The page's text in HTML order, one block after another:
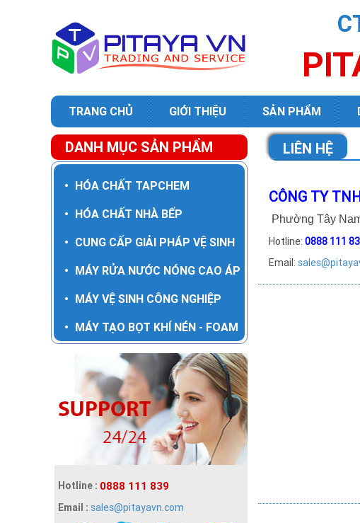
TRANG CHỦ GIỚI THIỆU SẢN PHẨM
DANH MỤC SẢN PHẨM
• HÓA CHẤT TAPCHEM
• HÓA CHẤT NHÀ BẾP
• CUNG CẤP GIẢI PHÁP VỆ SINH
• MÁY RỬA NƯỚC NÓNG CAO ÁP
• MÁY VỆ SINH CÔNG NGHIỆP
• MÁY TẠO BỌT KHÍ NÉN - FOAM
Hotline : 0888 111 839
Email : sales@pitayavn.com
TẨY RỬA NHỰA KHÓI
SMOKE CLEANER
Chi tiết »
TẨY RỬA LÒ NƯỚNG
TAP OVEN REMOVER
LIÊN HỆ
CÔNG TY
Phường Tây
Hotline: 0888 111
Email: